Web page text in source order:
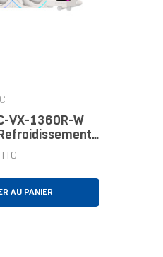
VX-1360R-W
Kit
Cm Blanc
TTC
AU PANIER